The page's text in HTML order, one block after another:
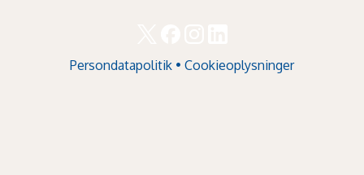
Persondatapolitik • Cookieoplysninger